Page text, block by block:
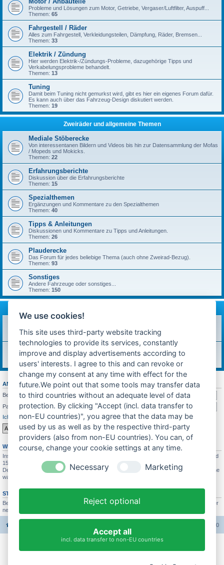
Probleme und Lösungen zum Motor, Getriebe, Vergaser/Luftfilter, Auspuff...
Themen: 65
Fahrgestell / Räder
Alles zum Fahrgestell, Verkleidungsteilen, Dämpfung, Räder, Bremsen...
Themen: 33
Elektrik / Zündung
Hier werden Elektrik-/Zündungs-Probleme, dazugehörige Tipps und
Verkabelungsprobleme behandelt.
Themen: 13
Tuning
Damit beim Tuning nicht gemurkst wird, gibt es hier ein eigenes Forum dafür.
Es kann auch über das Fahrzeug-Design diskutiert werden.
Themen: 19
Zweiräder und allgemeine Themen
Mediale Stöberecke
Von interessentanen Bildern und Videos bis hin zur Datensammlung der Mofas
/ Mopeds und Mokicks.
Themen: 22
Erfahrungsberichte
Diskussion über die Erfahrungsberichte
Themen: 15
Spezialthemen
Ergänzungen und Kommentare zu den Spezialthemen
Themen: 40
Tipps & Anleitungen
Diskussionen und Kommentare zu Tipps und Anleitungen.
Themen: 26
Plauderecke
Das Forum für jedes beliebige Thema (auch ohne Zweirad-Bezug).
Themen: 93
Sonstiges
Andere Fahrzeuge oder sonstiges...
Themen: 150
Neuigkeiten auf technik-ostfriese.com und in diesem Forum.
Themen:26
Feedback
Was soll sich in Zukunft ändern? Feedback würde mich sehr freuen!
Themen:7
ANMELDEN•REGISTRIEREN
Benutzername:
Passwort:
Ich habe mein Passwort vergessen
Angemeldet bleiben
WER IST ONLINE?
Insgesamt sind
Besucher online :: 2 sichtbare Mitglieder, 0 unsichtbare Mitglieder und
153 Gäste (basierend auf den aktiven Besuchern der letzten 10 Minuten)
Der Besucherrekord liegt bei4689Besuchern, die am 26.07.2025 21:19 gleichzeitig online
waren.
STATISTIK
Beiträge insgesamt
• Themen insgesamt3422• Mitglieder insgesamt
• Unser
neuestes Mitglied:
UTC+02:00
Impressum
We use cookies!
This site uses third-party website tracking
technologies to provide its services, constantly
improve and display advertisements according to
users' interests. I agree to this and can revoke or
change my consent at any time with effect for the
future.We point out that some tools may transfer data
to third countries without an adequate level of data
protection. By clicking "Accept (incl. data transfer to
non-EU countries)", you agree that the data may be
used by us as well as by the respective third-party
providers (also from non-EU countries). You can, of
course, change your cookie settings at any time.
Necessary Marketing
Reject optional
Accept all
incl. data transfer to non-EU countries